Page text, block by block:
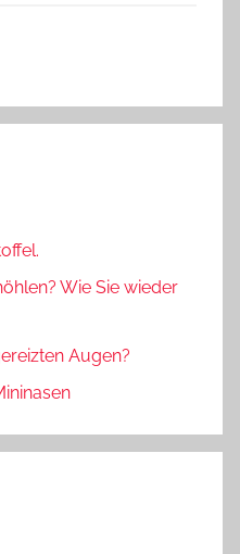
Wie Sie wieder
Augen?